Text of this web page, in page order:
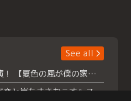
See all
浮所飛貴主演！ 【夏色の風が僕の家にやってきた】 本日よりテラサで独占配信スタート！
『夏色の雲が恋と嵐をまきおこす』スペシャルメイキング 【Part1】2026年７月18日（土）23時30分～配信スタート！話題のシーンの裏側を大公開！豪華キャスト大集合！ 『武宮家 真夏の家族会議』開催！